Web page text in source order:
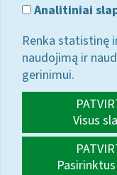
Analitiniai
Renka statistinę
naudojimą ir
gerinimui.
Visus